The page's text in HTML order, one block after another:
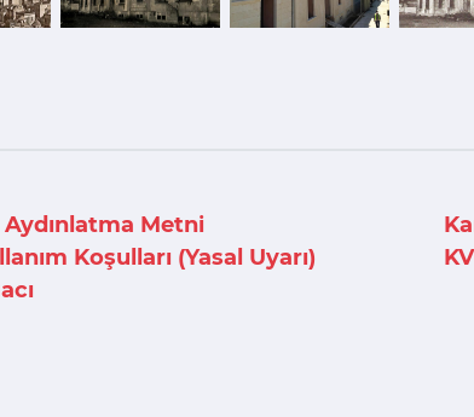
Aydınlatma Metni
Koşulları (Yasal Uyarı)